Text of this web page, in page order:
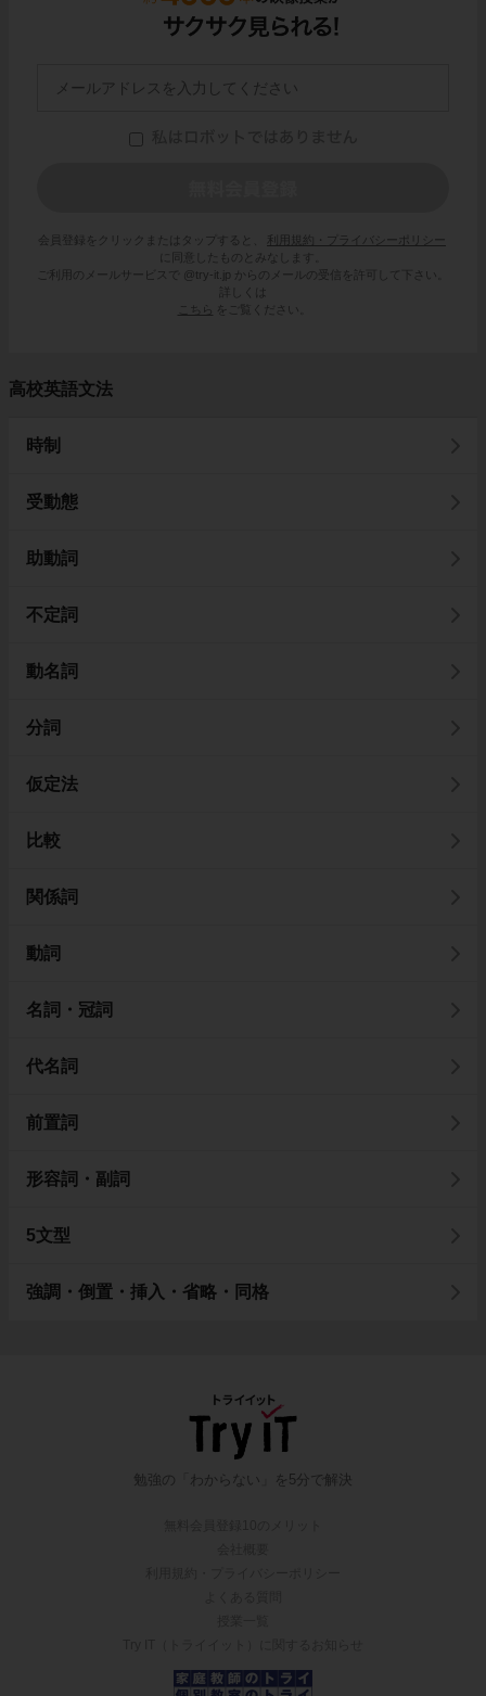
会員登録をクリックまたはタップすると、
利用規約・プライバシーポリシー
に同意したものとみなします。
ご利用のメールサービスで @try-it.jp からのメールの受信を許可して下さい。
詳しくは
こちら
をご覧ください。
高校英語文法
時制
受動態
助動詞
不定詞
動名詞
分詞
仮定法
比較
関係詞
動詞
名詞・冠詞
代名詞
前置詞
形容詞・副詞
5文型
強調・倒置・挿入・省略・同格
勉強の「わからない」を5分で解決